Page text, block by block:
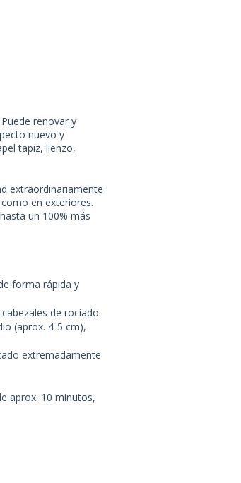
renovar y
nuevo y
tapiz, lienzo,
extraordinariamente
en exteriores.
un 100% más
forma rápida y
de rociado
(aprox. 4-5 cm),
extremadamente
aprox. 10 minutos,